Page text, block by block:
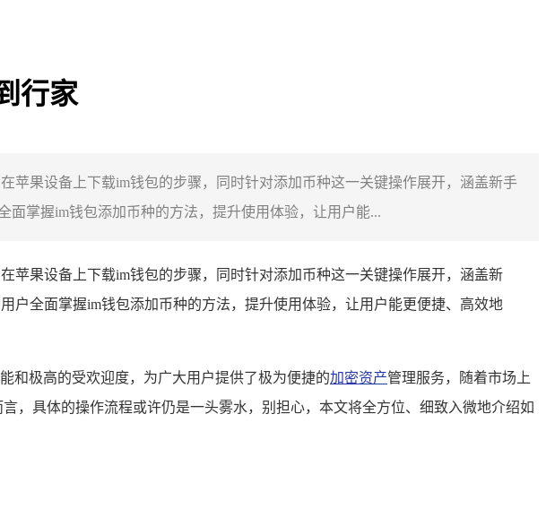
行家
苹果设备上下载im钱包的步骤，同时针对添加币种这一关键操作展开，涵盖新手
掌握im钱包添加币种的方法，提升使用体验，让用户能...
苹果设备上下载im钱包的步骤，同时针对添加币种这一关键操作展开，涵盖新
户全面掌握im钱包添加币种的方法，提升使用体验，让用户能更便捷、高效地
和极高的受欢迎度，为广大用户提供了极为便捷的加密资产管理服务，随着市场上
，具体的操作流程或许仍是一头雾水，别担心，本文将全方位、细致入微地介绍如